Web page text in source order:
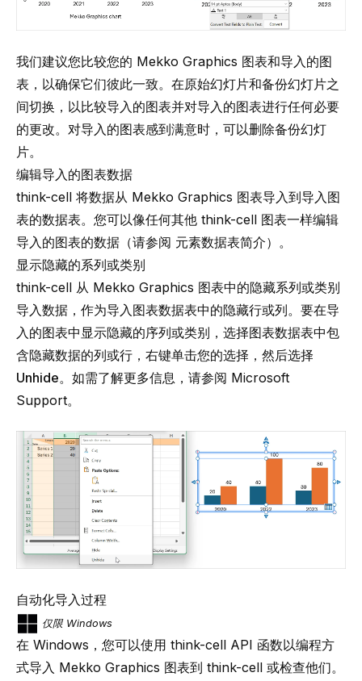
我们建议您比较您的 Mekko Graphics 图表和导入的图
表，以确保它们彼此一致。在原始幻灯片和备份幻灯片之
间切换，以比较导入的图表并对导入的图表进行任何必要
的更改。对导入的图表感到满意时，可以删除备份幻灯
片。
编辑导入的图表数据
think-cell 将数据从 Mekko Graphics 图表导入到导入图
表的数据表。您可以像任何其他 think-cell 图表一样编辑
导入的图表的数据（请参阅 元素数据表简介）。
显示隐藏的系列或类别
think-cell 从 Mekko Graphics 图表中的隐藏系列或类别
导入数据，作为导入图表数据表中的隐藏行或列。要在导
入的图表中显示隐藏的序列或类别，选择图表数据表中包
含隐藏数据的列或行，右键单击您的选择，然后选择
Unhide。如需了解更多信息，请参阅 Microsoft
Support。
自动化导入过程
仅限 Windows
在 Windows，您可以使用 think-cell API 函数以编程方
式导入 Mekko Graphics 图表到 think-cell 或检查他们。